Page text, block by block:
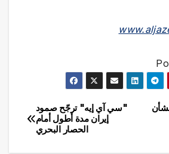
"سي آي إيه" ترجّح صمود
إيران مدة أطول أمام
الحصار البحري